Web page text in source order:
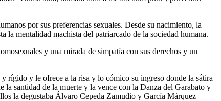
por sus preferencias sexuales. Desde su nacimiento, la
mentalidad machista del patriarcado de la sociedad humana.
y una mirada de simpatía con sus derechos y un
rígido y le ofrece a la risa y lo cómico su ingreso donde la sátira
santidad de la muerte y la vence con la Danza del Garabato y
la degustaba Álvaro Cepeda Zamudio y García Márquez